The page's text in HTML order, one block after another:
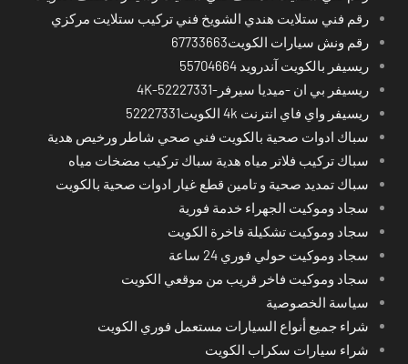
رقم فني ستلايت هندي الشويخ فني تركيب ستلايت مركزي
رقم ونش سيارات الكويت67733663
ريسيفر بالكويت آندرويد 55704664
ريسيفر بي ان -ميديا سيرفر-4K-52227331
ريسيفر واي فاي انترنت 4k الكويت52227331
سباك ادوات صحية بالكويت فني صحي شاطر ورخيص هدية
سباك تركيب فلاتر مياه هدية سباك تركيب مضخات مياه
سباك تمديد صحية و تامين قطع غيار ادوات صحية بالكويت
سجاد وموكيت الجهراء خدمة فورية
سجاد وموكيت تشكيلة فاخرة الكويت
سجاد وموكيت حولي فوري 24 ساعة
سجاد وموكيت فاخر قريب من موقعي الكويت
سياسة الخصوصية
شراء جميع أنواع السيارات مستعمل فوري الكويت
شراء سيارات سكراب الكويت